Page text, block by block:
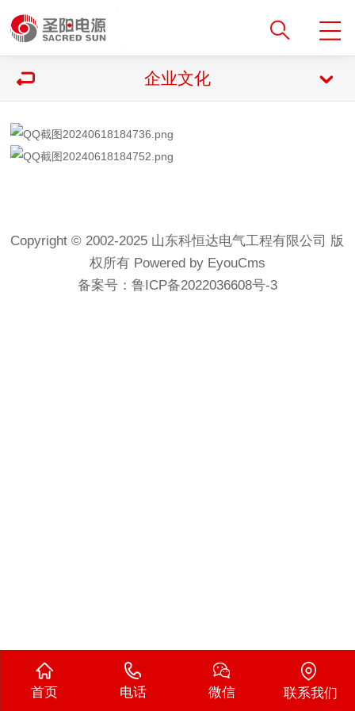
企业文化
Copyright © 2002-2025 山东科恒达电气工程有限公司 版
权所有Powered by EyouCms
备案号： 鲁ICP备2022036608号-3
首页 电话 微信 联系我们